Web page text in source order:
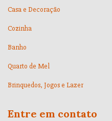
Casa e Decoração
Cozinha
Banho
Quarto de Mel
Brinquedos, Jogos e Lazer
Entre em contato